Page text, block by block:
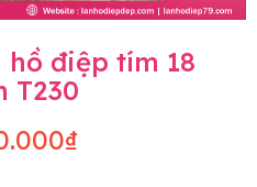
hồ điệp tím 18
T230